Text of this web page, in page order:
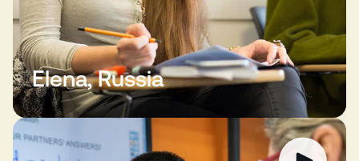
Elena, Russia